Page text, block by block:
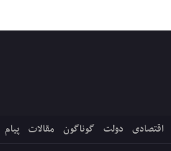
اقتصادی دولت گوناگون مقالات پیام